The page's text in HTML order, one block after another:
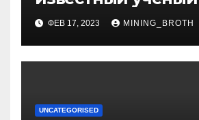
открытия — краткая
биография,
вклад в науку
ФЕВ 17, 2023 MINING_BROTH
UNCATEGORISED